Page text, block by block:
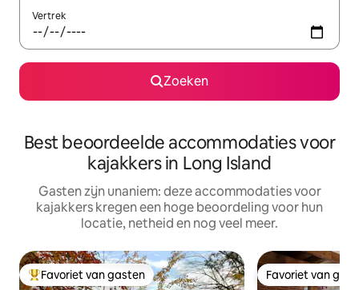
Vertrek
Zoeken
Best beoordeelde accommodaties voor
kajakkers in Long Island
Gasten zijn unaniem: deze accommodaties voor
kajakkers kregen een hoge beoordeling voor hun
locatie, netheid en nog veel meer.
Topfavoriet van gasten
Favoriet van gasten Favoriet van
Favoriet van